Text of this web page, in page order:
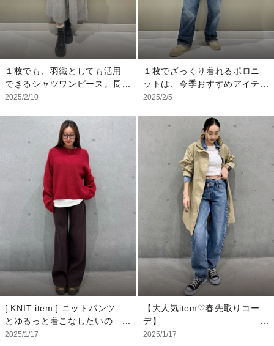
１枚でも、羽織としても活用
できるシャツワンピース。長
さがあるワンピースには、着
すことで、メリハリあるコー
ディネートに。
【スタッフ着用サイズ】
・ジャケット：M
・ドレス：S
・靴下：S/M
※靴：私物
2025/2/10
１枚でざっくり着れるポロニ
ットは、今季おすすめアイテ
ム。ゆったりなルーズデニム
もトレンドを意識したコーデ
【スタッフ着用アイテム 】
・トップス：L
・ボトムス：32×30
※帽子/靴：私物
2025/2/5
[ KNIT item ] ニットパンツ
とゆるっと着こなしたいの
で、インナーに白Tをあわせ
2025/1/17
【大人気item♡春先取りコー
デ】
大人気アイテムを使った春先
2025/1/17